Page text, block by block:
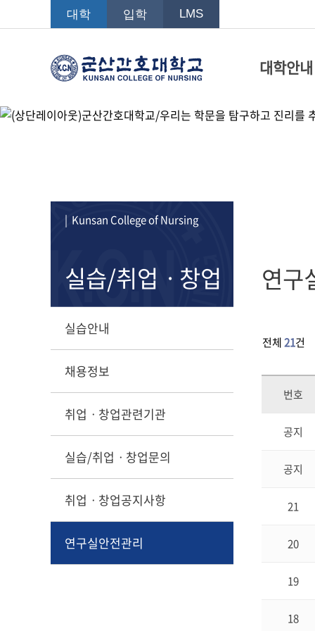
대학 입학 LMS
대학안내
| Kunsan College of Nursing
실습/취업ㆍ창업
실습안내
채용정보
취업ㆍ창업관련기관
실습/취업ㆍ창업문의
취업ㆍ창업공지사항
연구실안전관리
연구
전체21건
번호
공지
공지
21
20
19
18